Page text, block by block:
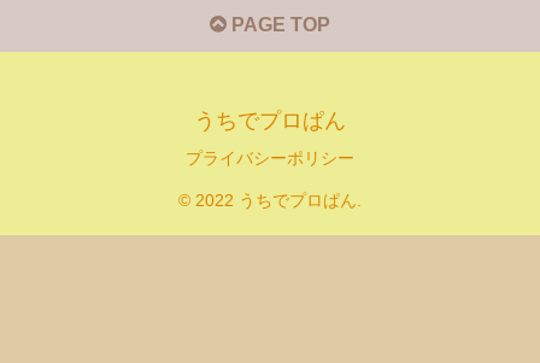
PAGE TOP
うちでプロぱん
プライバシーポリシー
© 2022 うちでプロぱん.